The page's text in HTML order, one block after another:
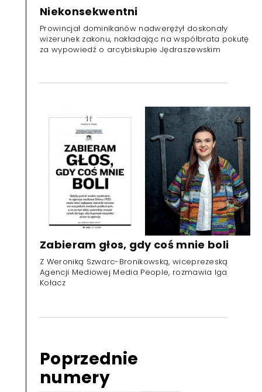
Niekonsekwentni
Prowincjał dominikanów nadwerężył doskonały
wizerunek zakonu, nakładając na współbrata pokutę
za wypowiedź o arcybiskupie Jędraszewskim
Zabieram głos, gdy coś mnie boli
Z Weroniką Szwarc-Bronikowską, wiceprezeską
Agencji Mediowej Media People, rozmawia Iga
Kołacz
Poprzednie
numery